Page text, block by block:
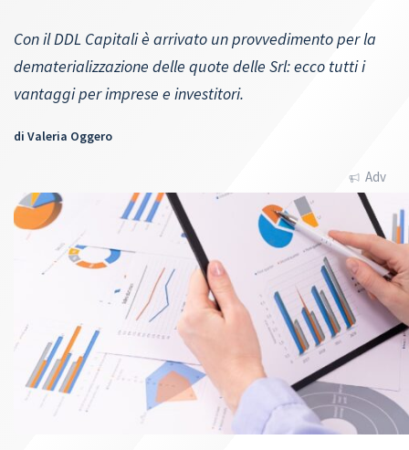
Con il DDL Capitali è arrivato un provvedimento per la
dematerializzazione delle quote delle Srl: ecco tutti i
vantaggi per imprese e investitori.
di Valeria Oggero
Adv